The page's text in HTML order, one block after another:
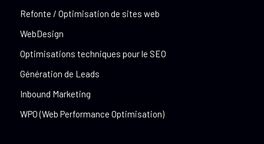
Refonte / Optimisation de sites web
WebDesign
Optimisations techniques pour le SEO
Génération de Leads
Inbound Marketing
WPO (Web Performance Optimisation)